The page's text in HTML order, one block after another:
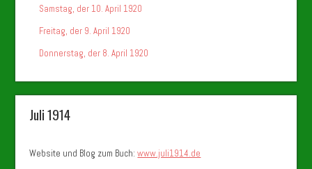
Samstag, der 10. April 1920
Freitag, der 9. April 1920
Donnerstag, der 8. April 1920
Juli 1914
Website und Blog zum Buch:www.juli1914.de